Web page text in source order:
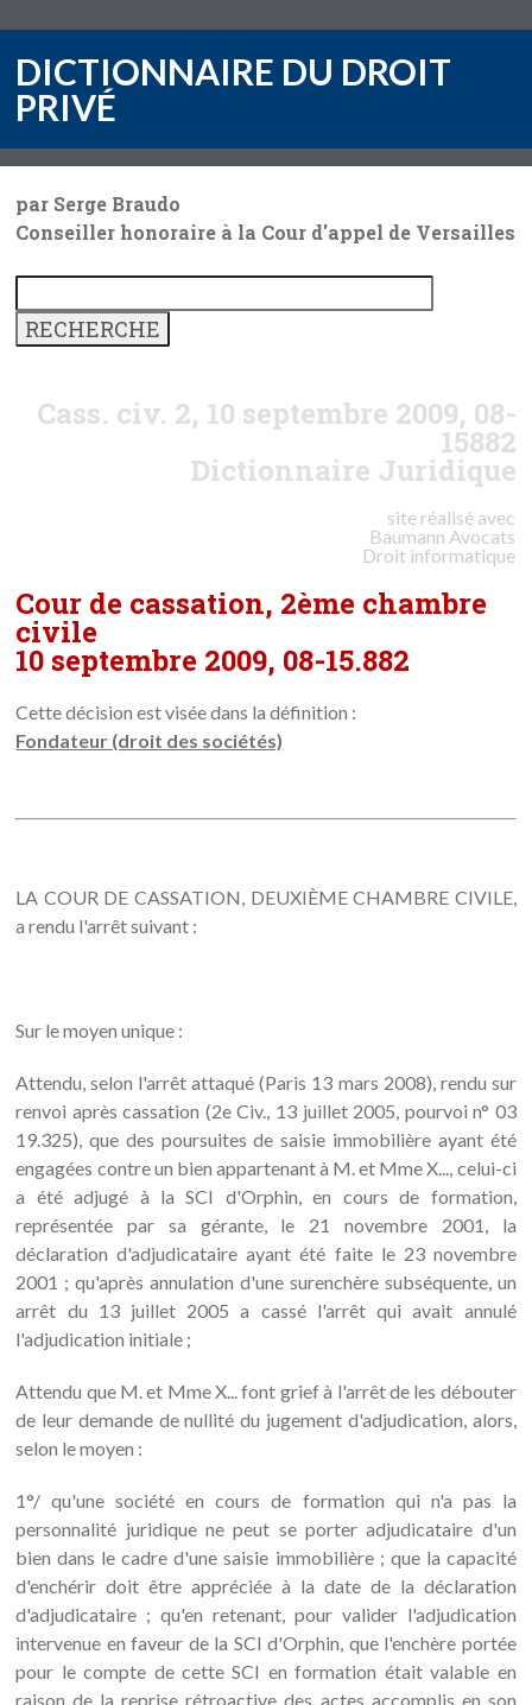
DICTIONNAIRE DU DROIT
PRIVÉ
par Serge Braudo
Conseiller honoraire à la Cour d'appel de Versailles
Cass. civ. 2, 10 septembre 2009, 08-
15882
Dictionnaire Juridique
site réalisé avec
Baumann Avocats
Droit informatique
Cour de cassation, 2ème chambre
civile
10 septembre 2009, 08-15.882
Cette décision est visée dans la définition :
Fondateur (droit des sociétés)
LA COUR DE CASSATION, DEUXIÈME CHAMBRE CIVILE,
a rendu l'arrêt suivant :
Sur le moyen unique :
Attendu, selon l'arrêt attaqué (Paris 13 mars 2008), rendu sur
renvoi après cassation (2e Civ., 13 juillet 2005, pourvoi n° 03
19.325), que des poursuites de saisie immobilière ayant été
engagées contre un bien appartenant à M. et Mme X..., celui-ci
a été adjugé à la SCI d'Orphin, en cours de formation,
représentée par sa gérante, le 21 novembre 2001, la
déclaration d'adjudicataire ayant été faite le 23 novembre
2001 ; qu'après annulation d'une surenchère subséquente, un
arrêt du 13 juillet 2005 a cassé l'arrêt qui avait annulé
l'adjudication initiale ;
Attendu que M. et Mme X... font grief à l'arrêt de les débouter
de leur demande de nullité du jugement d'adjudication, alors,
selon le moyen :
1°/ qu'une société en cours de formation qui n'a pas la
personnalité juridique ne peut se porter adjudicataire d'un
bien dans le cadre d'une saisie immobilière ; que la capacité
d'enchérir doit être appréciée à la date de la déclaration
d'adjudicataire ; qu'en retenant, pour valider l'adjudication
intervenue en faveur de la SCI d'Orphin, que l'enchère portée
pour le compte de cette SCI en formation était valable en
raison de la reprise rétroactive des actes accomplis en son